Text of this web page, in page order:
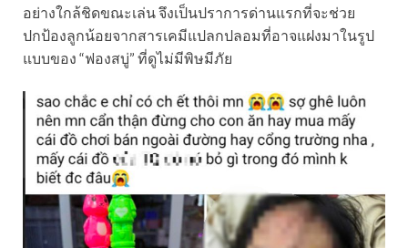
อย่างใกล้ชิดขณะเล่น จึงเป็นปราการด่านแรกที่จะช่วย
ปกป้องลูกน้อยจากสารเคมีแปลกปลอมที่อาจแฝงมาในรูป
แบบของ “ฟองสบู่” ที่ดูไม่มีพิษมีภัย